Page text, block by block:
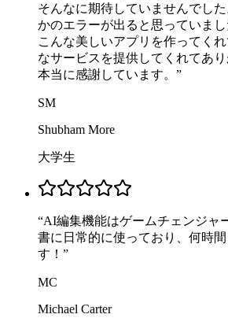
そんなに期待していませんでし
かのエラーが出ると思っていまし
こんな美しいアプリを作ってく
なサービスを提供してくれてあり
本当に感謝しています。 ”
SM
Shubham More
大学生
“AI編集機能はゲームチェンジャ
書に日常的に使っており、何時
す！ ”
MC
Michael Carter